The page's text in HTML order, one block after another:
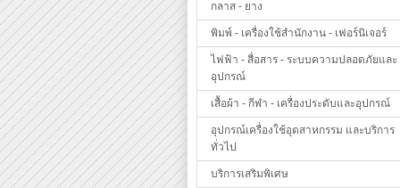
กลาส - ยาง
พิมพ์ - เครื่องใช้สำนักงาน - เฟอร์นิเจอร์
ไฟฟ้า - สื่อสาร - ระบบความปลอดภัยและ
อุปกรณ์
เสื้อผ้า - กีฬา - เครื่องประดับและอุปกรณ์
อุปกรณ์เครื่องใช้อุตสาหกรรม และบริการ
ทั่วไป
บริการเสริมพิเศษ